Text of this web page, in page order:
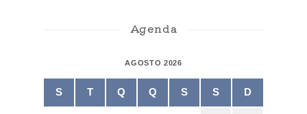
Agenda
AGOSTO 2026
S T Q Q S S D